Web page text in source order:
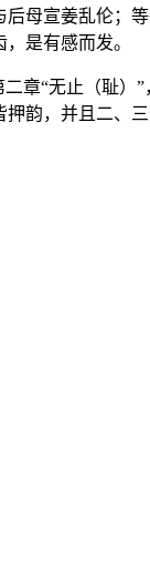
母宣姜乱伦
是有感而发。
章“无止（耻
韵，并且二、